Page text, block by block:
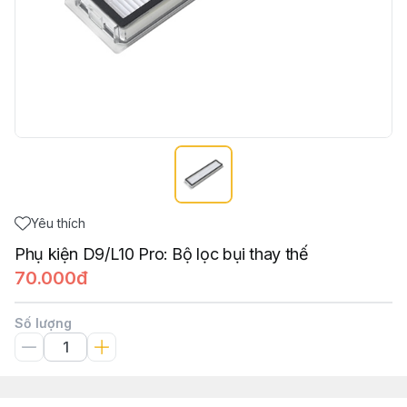
Yêu thích
Phụ kiện D9/L10 Pro: Bộ lọc bụi thay thế
70.000đ
Số lượng